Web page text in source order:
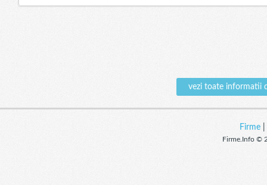
vezi toate informatii
Firme|
Firme.Info ©